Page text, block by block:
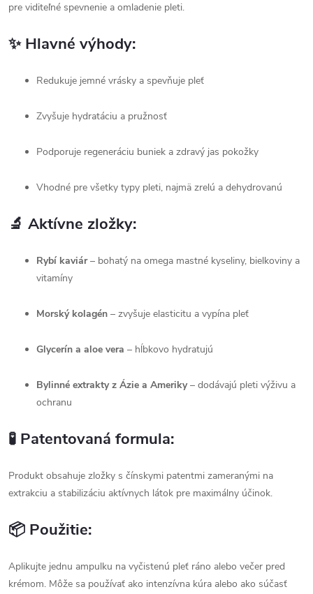
pre viditeľné spevnenie a omladenie pleti.
✨ Hlavné výhody:
Redukuje jemné vrásky a spevňuje pleť
Zvyšuje hydratáciu a pružnosť
Podporuje regeneráciu buniek a zdravý jas pokožky
Vhodné pre všetky typy pleti, najmä zrelú a dehydrovanú
🔬 Aktívne zložky:
Rybí kaviár– bohatý na omega mastné kyseliny, bielkoviny a
vitamíny
Morský kolagén – zvyšuje elasticitu a vypína pleť
Glycerín a aloe vera – hĺbkovo hydratujú
Bylinné extrakty z Ázie a Ameriky– dodávajú pleti výživu a
ochranu
🧪 Patentovaná formula:
Produkt obsahuje zložky s čínskymi patentmi zameranými na
extrakciu a stabilizáciu aktívnych látok pre maximálny účinok.
📦 Použitie:
Aplikujte jednu ampulku na vyčistenú pleť ráno alebo večer pred
krémom. Môže sa používať ako intenzívna kúra alebo ako súčasť